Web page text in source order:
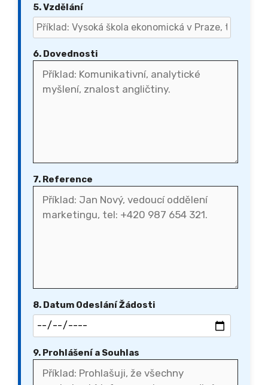
5. Vzdělání
6. Dovednosti
7. Reference
8. Datum Odeslání Žádosti
9. Prohlášení a Souhlas